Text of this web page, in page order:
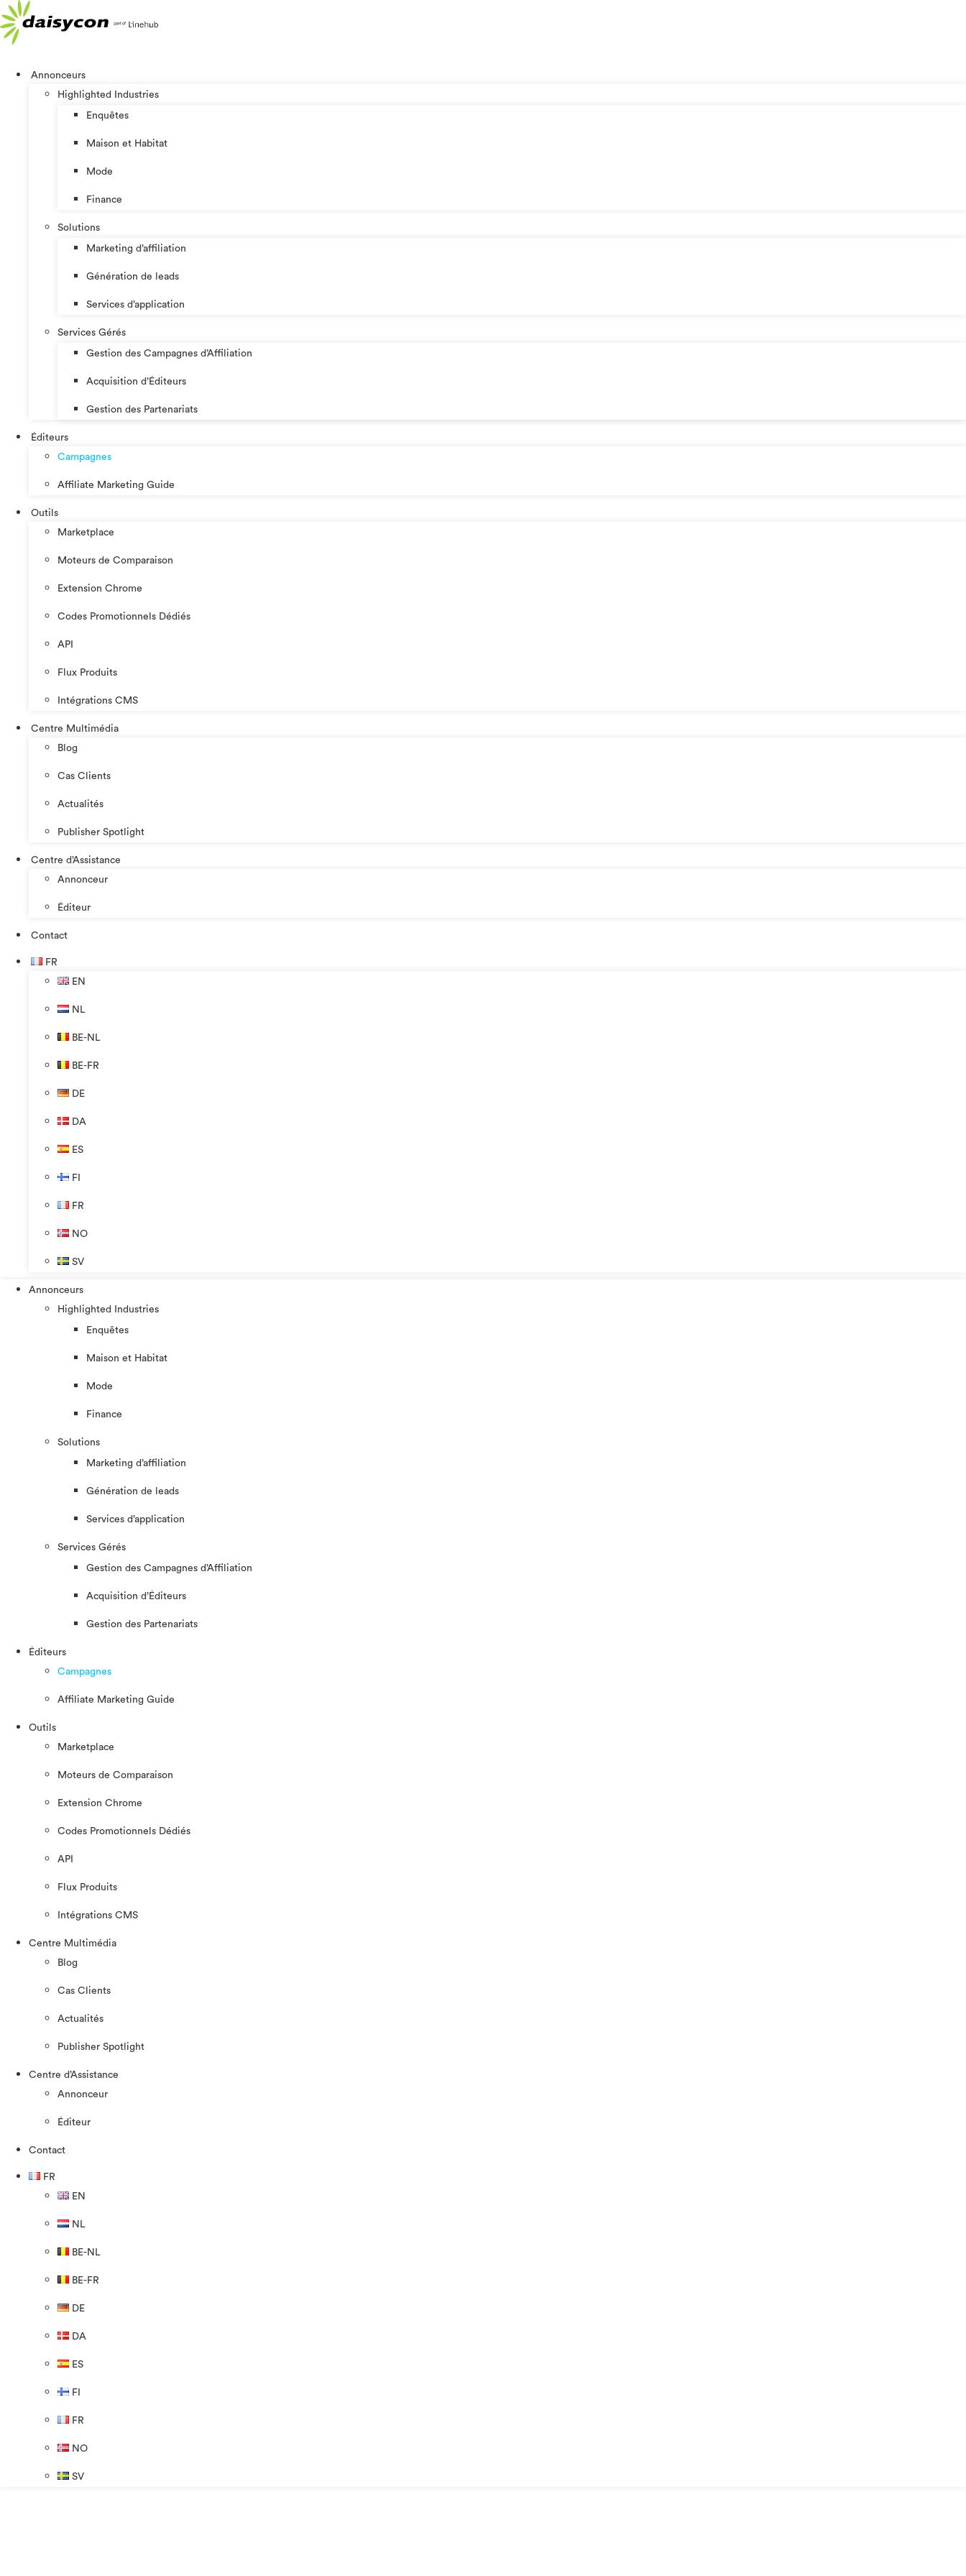
Aller
au
contenu
Annonceurs
Highlighted Industries
Enquêtes
Maison et Habitat
Mode
Finance
Solutions
Marketing d’affiliation
Génération de leads
Services d’application
Services Gérés
Gestion des Campagnes d’Affiliation​
Acquisition d’Éditeurs
Gestion des Partenariats
Éditeurs
Campagnes
Affiliate Marketing Guide
Outils
Marketplace
Moteurs de Comparaison
Extension Chrome
Codes Promotionnels Dédiés
API
Flux Produits
Intégrations CMS
Centre Multimédia
Blog
Cas Clients
Actualités
Publisher Spotlight
Centre d’Assistance
Annonceur
Éditeur
Contact
FR
EN
NL
BE-NL
BE-FR
DE
DA
ES
FI
FR
NO
SV
Annonceurs
Highlighted Industries
Enquêtes
Maison et Habitat
Mode
Finance
Solutions
Marketing d’affiliation
Génération de leads
Services d’application
Services Gérés
Gestion des Campagnes d’Affiliation​
Acquisition d’Éditeurs
Gestion des Partenariats
Éditeurs
Campagnes
Affiliate Marketing Guide
Outils
Marketplace
Moteurs de Comparaison
Extension Chrome
Codes Promotionnels Dédiés
API
Flux Produits
Intégrations CMS
Centre Multimédia
Blog
Cas Clients
Actualités
Publisher Spotlight
Centre d’Assistance
Annonceur
Éditeur
Contact
FR
EN
NL
BE-NL
BE-FR
DE
DA
ES
FI
FR
NO
SV